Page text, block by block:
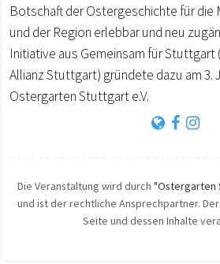
Botschaft der Ostergeschichte für die
und der Region erlebbar und neu
Initiative aus Gemeinsam für Stuttgart
Allianz Stuttgart) gründete dazu am 3.
Ostergarten Stuttgart e.V.
Die Veranstaltung wird durch "Ostergarten
und ist der rechtliche Ansprechpartner.
Seite und dessen Inhalte